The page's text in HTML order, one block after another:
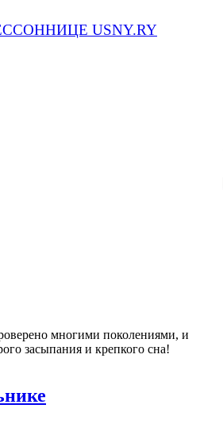
многими поколениями, и
засыпания и крепкого сна!